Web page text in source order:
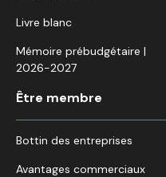
Livre blanc
Mémoire prébudgétaire |
2026-2027
Être membre
Bottin des entreprises
Avantages commerciaux